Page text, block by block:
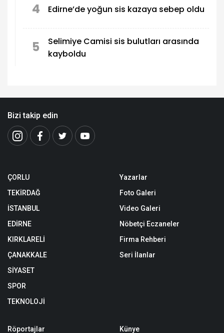
4 Edirne’de yoğun sis kazaya sebep oldu
5
Selimiye Camisi sis bulutları arasında
kayboldu
Bizi takip edin
ÇORLU
TEKİRDAĞ
İSTANBUL
EDİRNE
KIRKLARELİ
ÇANAKKALE
SİYASET
SPOR
TEKNOLOJİ
Yazarlar
Foto Galeri
Video Galeri
Nöbetçi Eczaneler
Firma Rehberi
Seri İlanlar
Röportajlar Künye